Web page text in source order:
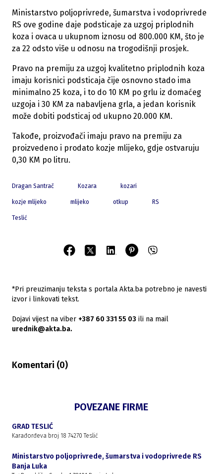
Ministarstvo poljoprivrede, šumarstva i vodoprivrede
RS ove godine daje podsticaje za uzgoj priplodnih
koza i ovaca u ukupnom iznosu od 800.000 KM, što je
za 22 odsto više u odnosu na trogodišnji prosjek.
Pravo na premiju za uzgoj kvalitetno priplodnih koza
imaju korisnici podsticaja čije osnovno stado ima
minimalno 25 koza, i to do 10 KM po grlu iz domaćeg
uzgoja i 30 KM za nabavljena grla, a jedan korisnik
može dobiti podsticaj od ukupno 20.000 KM.
Takođe, proizvođači imaju pravo na premiju za
proizvedeno i prodato kozje mlijeko, gdje ostvaruju
0,30 KM po litru.
Dragan Santrač Kozara kozari
kozje mlijeko mlijeko otkup RS
Teslić
*Pri preuzimanju teksta s portala Akta.ba potrebno je navesti
izvor i linkovati tekst.
Dojavi vijest na viber +387 60 331 55 03 ili na mail
urednik@akta.ba.
Komentari (0)
POVEZANE FIRME
GRAD TESLIĆ
Karađorđeva broj 18 74270 Teslić
Ministarstvo poljoprivrede, šumarstva i vodoprivrede RS
Banja Luka